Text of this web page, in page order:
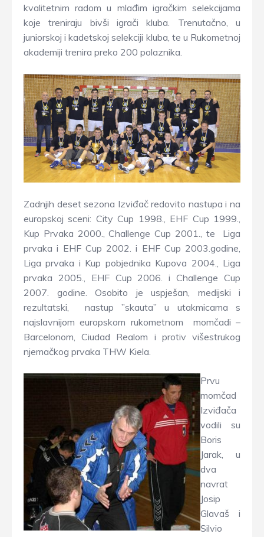
kvalitetnim radom u mlađim igračkim selekcijama
koje treniraju bivši igrači kluba. Trenutačno, u
juniorskoj i kadetskoj selekciji kluba, te u Rukometnoj
akademiji trenira preko 200 polaznika.
Zadnjih deset sezona Izviđač redovito nastupa i na
europskoj sceni: City Cup 1998., EHF Cup 1999.,
Kup Prvaka 2000., Challenge Cup 2001., te Liga
prvaka i EHF Cup 2002. i EHF Cup 2003.godine,
Liga prvaka i Kup pobjednika Kupova 2004., Liga
prvaka 2005., EHF Cup 2006. i Challenge Cup
2007. godine. Osobito je uspješan, medijski i
rezultatski, nastup ’’skauta’’ u utakmicama s
najslavnijom europskom rukometnom momčadi –
Barcelonom, Ciudad Realom i protiv višestrukog
njemačkog prvaka THW Kiela.
Prvu
momčad
Izviđača
vodili su
Boris
Jarak, u
dva
navrat
Josip
Glavaš i
Silvio